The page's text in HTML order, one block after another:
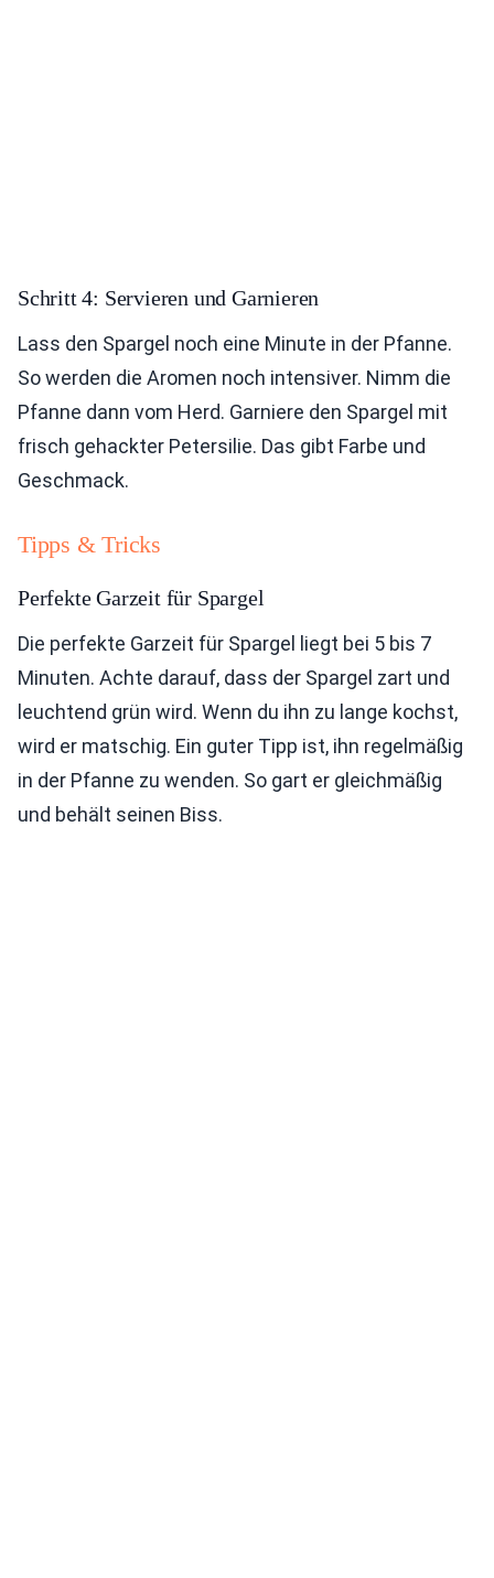
Schritt 4: Servieren und Garnieren
Lass den Spargel noch eine Minute in der Pfanne.
So werden die Aromen noch intensiver. Nimm die
Pfanne dann vom Herd. Garniere den Spargel mit
frisch gehackter Petersilie. Das gibt Farbe und
Geschmack.
Tipps & Tricks
Perfekte Garzeit für Spargel
Die perfekte Garzeit für Spargel liegt bei 5 bis 7
Minuten. Achte darauf, dass der Spargel zart und
leuchtend grün wird. Wenn du ihn zu lange kochst,
wird er matschig. Ein guter Tipp ist, ihn regelmäßig
in der Pfanne zu wenden. So gart er gleichmäßig
und behält seinen Biss.